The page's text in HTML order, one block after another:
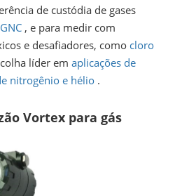
de custódia de gases
GNC, e para medir com
e desafiadores, como cloro
líder em aplicações de
nitrogênio e hélio.
Vortex para gás